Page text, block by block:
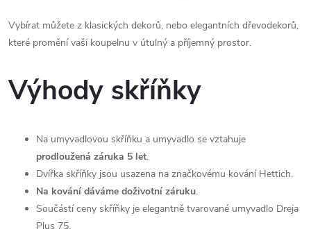
Vybírat můžete z klasických dekorů, nebo elegantních dřevodekorů,
které promění vaši koupelnu v útulný a příjemný prostor.
Výhody skříňky
Na umyvadlovou skříňku a umyvadlo se vztahuje
prodloužená záruka 5 let.
Dvířka skříňky jsou usazena na značkovému kování Hettich.
Na kování dáváme doživotní záruku.
Součástí ceny skříňky je elegantně tvarované umyvadlo Dreja
Plus 75.